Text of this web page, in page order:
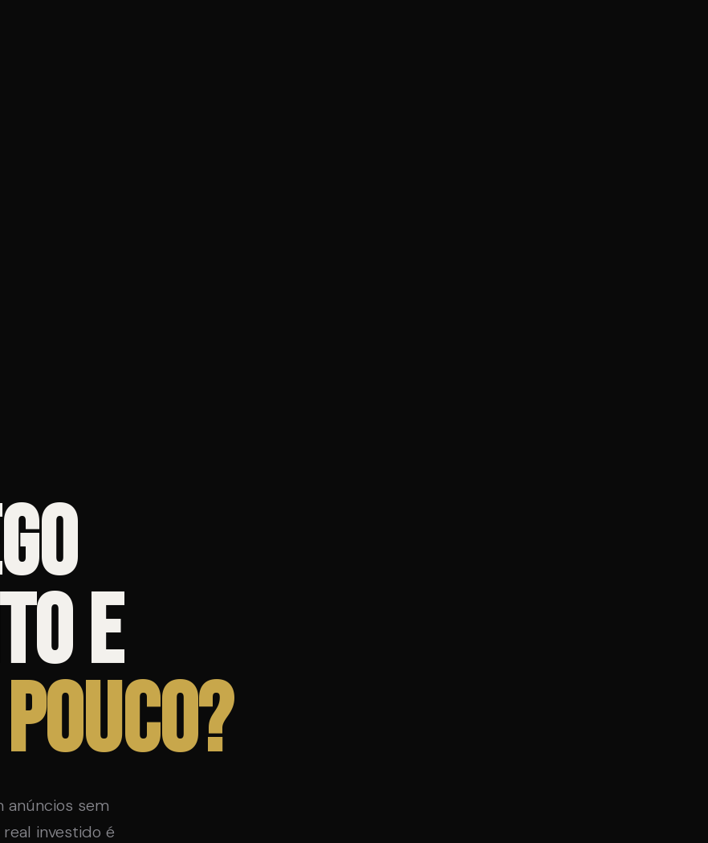
e
anúncios sem
investido é